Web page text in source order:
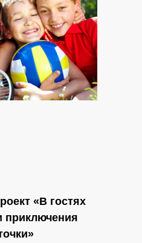
«В гостях
приключения